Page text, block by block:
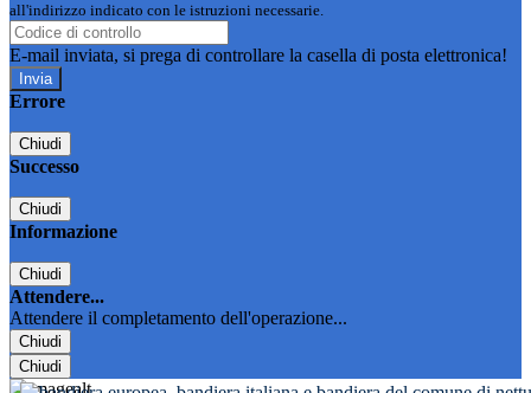
all'indirizzo indicato con le istruzioni necessarie.
E-mail inviata, si prega di controllare la casella di posta elettronica!
Errore
Chiudi
Successo
Chiudi
Informazione
Chiudi
Attendere...
Attendere il completamento dell'operazione...
Chiudi
Chiudi